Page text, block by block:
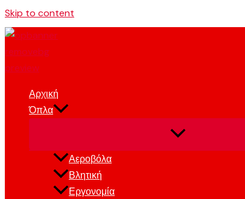
Skip to content
Αρχική
Όπλα
Αεροβόλα
Βλητική
Εργονομία